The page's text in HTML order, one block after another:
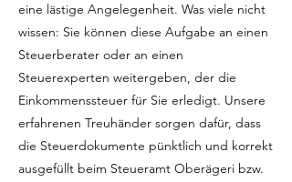
eine lästige Angelegenheit. Was viele nicht
wissen: Sie können diese Aufgabe an einen
Steuerberater oder an einen
Steuerexperten weitergeben, der die
Einkommenssteuer für Sie erledigt. Unsere
erfahrenen Treuhänder sorgen dafür, dass
die Steuerdokumente pünktlich und korrekt
ausgefüllt beim Steueramt Oberägeri bzw.